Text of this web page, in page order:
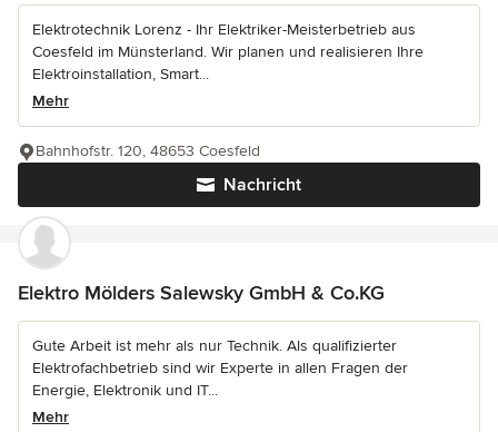
Elektrotechnik Lorenz - Ihr Elektriker-Meisterbetrieb aus
Coesfeld im Münsterland. Wir planen und realisieren Ihre
Elektroinstallation, Smart...
Mehr
Nachricht
Bahnhofstr. 120, 48653 Coesfeld
Elektro Mölders Salewsky GmbH & Co.KG
Gute Arbeit ist mehr als nur Technik. Als qualifizierter
Elektrofachbetrieb sind wir Experte in allen Fragen der
Energie, Elektronik und IT...
Mehr